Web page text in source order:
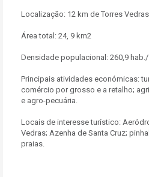
Localização: 12 km de Torres
Área total: 24, 9 km2
Densidade populacional: 260,9
Principais atividades económicas:
comércio por grosso e a retalho;
e agro-pecuária.
Locais de interesse turístico:
Vedras; Azenha de Santa Cruz;
praias.